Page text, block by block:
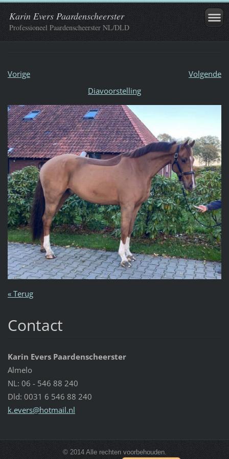
Karin Evers Paardenscheerster
Professioneel Paardenscheerster NL/DLD
Vorige
Volgende
Diavoorstelling
« Terug
Contact
Karin Evers Paardenscheerster
Almelo
NL: 06 - 546 88 240
Dld: 0031 6 546 88 240
k.evers@hotmail.nl
© 2014 Alle rechten voorbehouden.